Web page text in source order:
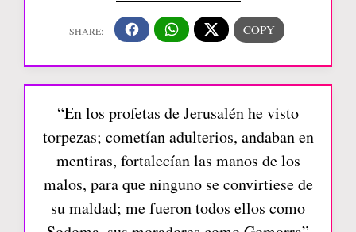
“En los profetas de Jerusalén he visto
torpezas; cometían adulterios, andaban en
mentiras, fortalecían las manos de los
malos, para que ninguno se convirtiese de
su maldad; me fueron todos ellos como